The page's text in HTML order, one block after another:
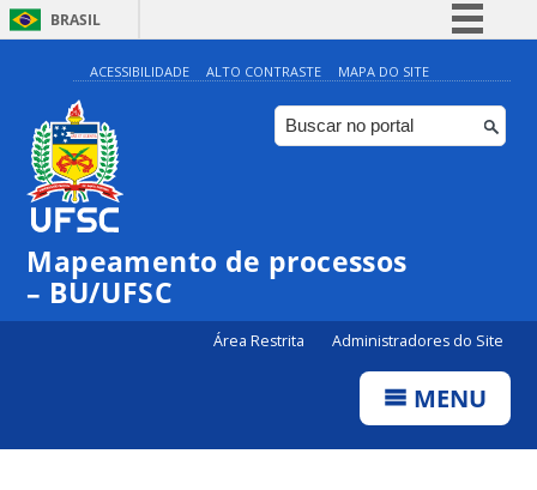
BRASIL
Simplifique!
Comunica BR
Participe
Canais
ACESSIBILIDADE ALTO CONTRASTE MAPA DO SITE
Mapeamento de processos
– BU/UFSC
Área Restrita Administradores do Site
MENU